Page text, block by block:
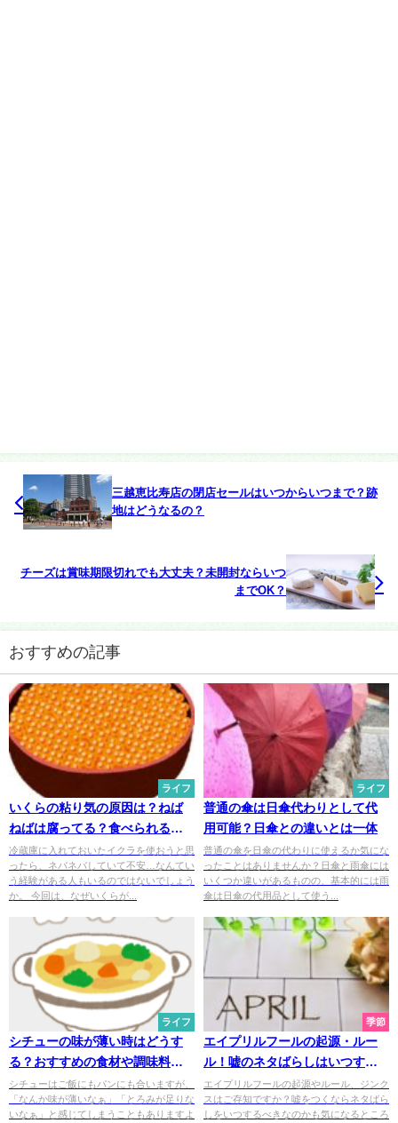
三越恵比寿店の閉店セールはいつからいつまで？跡
地はどうなるの？
チーズは賞味期限切れでも大丈夫？未開封ならいつ
までOK？
おすすめの記事
ライフ
いくらの粘り気の原因は？ねば
ねばは腐ってる？食べられるか
見分ける方法とは
冷蔵庫に入れておいたイクラを使おうと思
ったら、ネバネバしていて不安…なんてい
う経験がある人もいるのではないでしょう
か。 今回は、なぜいくらが...
ライフ
普通の傘は日傘代わりとして代
用可能？日傘との違いとは一体
普通の傘を日傘の代わりに使えるか気にな
ったことはありませんか？日傘と雨傘には
いくつか違いがあるものの、基本的には雨
傘は日傘の代用品として使う...
ライフ
シチューの味が薄い時はどうす
る？おすすめの食材や調味料と
は？
シチューはご飯にもパンにも合いますが、
「なんか味が薄いなぁ」「とろみが足りな
いなぁ」と感じてしまうこともありますよ
季節
エイプリルフールの起源・ルー
ル！嘘のネタばらしはいつする
べき？
エイプリルフールの起源やルール、ジンク
スはご存知ですか？嘘をつくならネタばら
しをいつするべきなのかも気になるところ